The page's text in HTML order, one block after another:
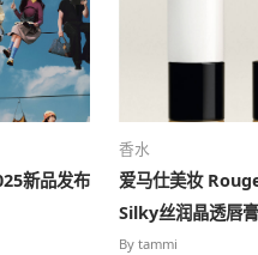
新品发布
香水
爱马仕美妆
Silky丝润晶透唇膏
By tammi